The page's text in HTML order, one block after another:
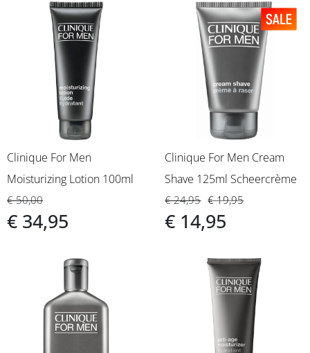
Clinique For Men
Moisturizing Lotion 100ml
€ 50,00
€ 34,95
Clinique For Men Cream
Shave 125ml Scheercrème
€ 24,95
€ 14,95
€ 19,95